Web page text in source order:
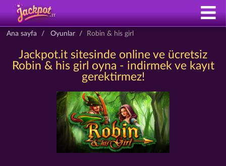
Ana sayfa Oyunlar Robin & his girl
Jackpot.it sitesinde online ve ücretsiz
Robin & his girl oyna - indirmek ve kayıt
gerektirmez!